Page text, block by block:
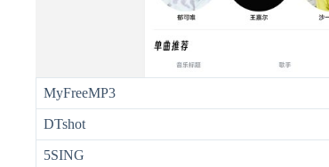
MyFreeMP3
DTshot
5SING